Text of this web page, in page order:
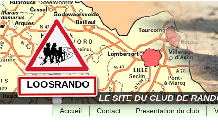
LOOSRANDO
LE SITE DU CLUB DE
Accueil Contact Présentation du club